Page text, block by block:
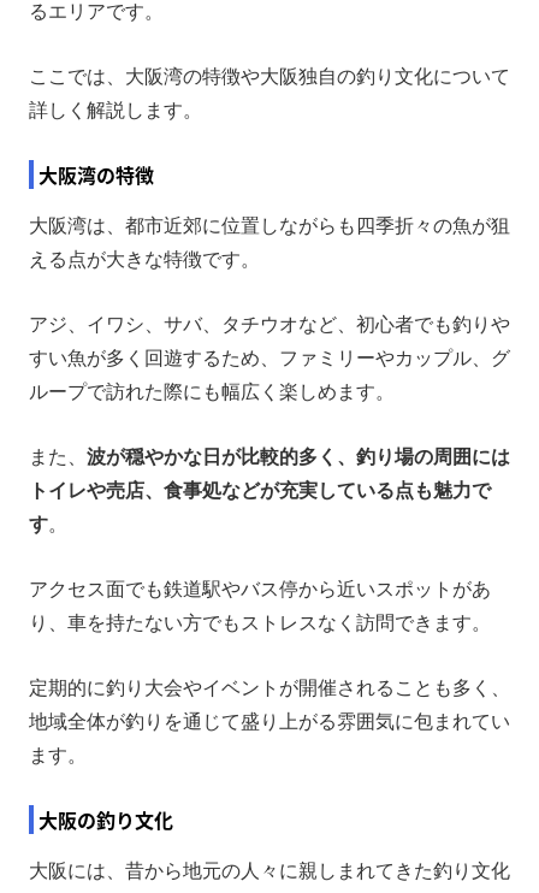
るエリアです。
ここでは、大阪湾の特徴や大阪独自の釣り文化について
詳しく解説します。
大阪湾の特徴
大阪湾は、都市近郊に位置しながらも四季折々の魚が狙
える点が大きな特徴です。
アジ、イワシ、サバ、タチウオなど、初心者でも釣りや
すい魚が多く回遊するため、ファミリーやカップル、グ
ループで訪れた際にも幅広く楽しめます。
また、 波が穏やかな日が比較的多く、釣り場の周囲には
トイレや売店、食事処などが充実している点も魅力で
す。
アクセス面でも鉄道駅やバス停から近いスポットがあ
り、車を持たない方でもストレスなく訪問できます。
定期的に釣り大会やイベントが開催されることも多く、
地域全体が釣りを通じて盛り上がる雰囲気に包まれてい
ます。
大阪の釣り文化
大阪には、昔から地元の人々に親しまれてきた釣り文化